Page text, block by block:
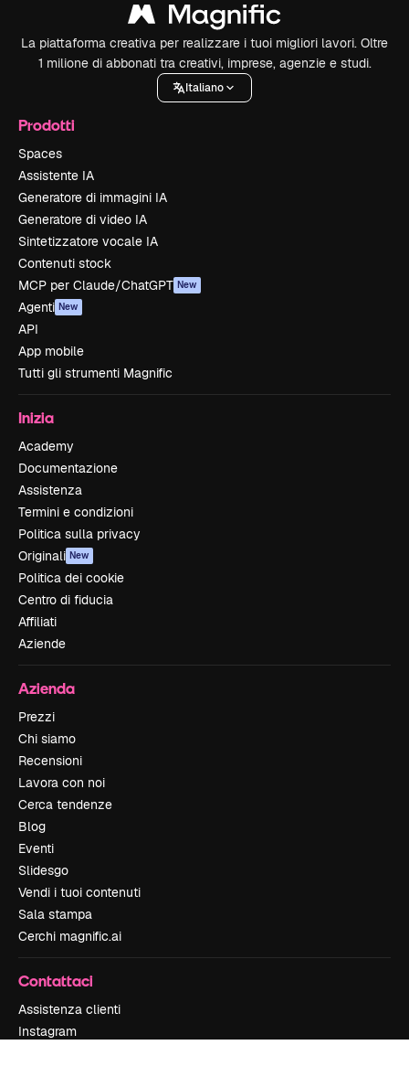
La piattaforma creativa per realizzare i tuoi migliori lavori. Oltre
1 milione di abbonati tra creativi, imprese, agenzie e studi.
Italiano
Prodotti
Spaces
Assistente IA
Generatore di immagini IA
Generatore di video IA
Sintetizzatore vocale IA
Contenuti stock
MCP per Claude/ChatGPT New
Agenti New
API
App mobile
Tutti gli strumenti Magnific
Inizia
Academy
Documentazione
Assistenza
Termini e condizioni
Politica sulla privacy
Originali New
Politica dei cookie
Centro di fiducia
Affiliati
Aziende
Azienda
Prezzi
Chi siamo
Recensioni
Lavora con noi
Cerca tendenze
Blog
Eventi
Slidesgo
Vendi i tuoi contenuti
Sala stampa
Cerchi magnific.ai
Contattaci
Assistenza clienti
Instagram